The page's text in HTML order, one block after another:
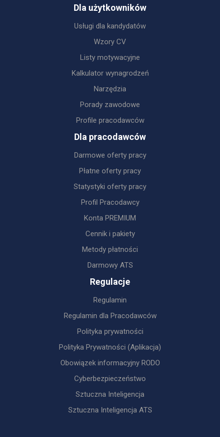
Dla użytkowników
Usługi dla kandydatów
Wzory CV
Listy motywacyjne
Kalkulator wynagrodzeń
Narzędzia
Porady zawodowe
Profile pracodawców
Dla pracodawców
Darmowe oferty pracy
Płatne oferty pracy
Statystyki oferty pracy
Profil Pracodawcy
Konta PREMIUM
Cennik i pakiety
Metody płatności
Darmowy ATS
Regulacje
Regulamin
Regulamin dla Pracodawców
Polityka prywatności
Polityka Prywatności (Aplikacja)
Obowiązek informacyjny RODO
Cyberbezpieczeństwo
Sztuczna Inteligencja
Sztuczna Inteligencja ATS